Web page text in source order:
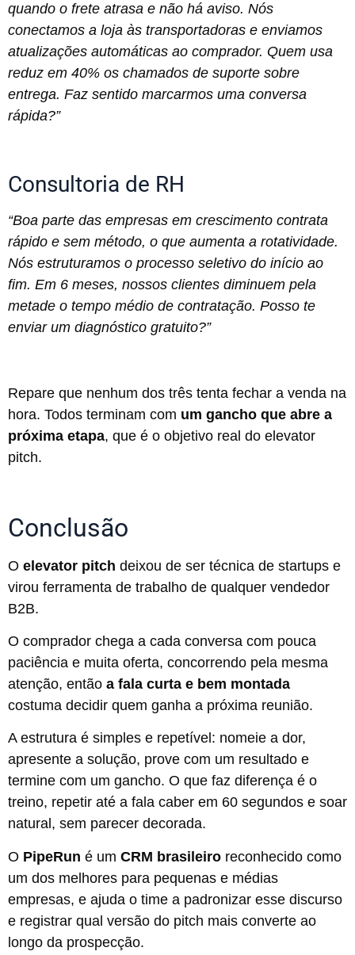
quando o frete atrasa e não há aviso. Nós
conectamos a loja às transportadoras e enviamos
atualizações automáticas ao comprador. Quem usa
reduz em 40% os chamados de suporte sobre
entrega. Faz sentido marcarmos uma conversa
rápida?”
Consultoria de RH
“Boa parte das empresas em crescimento contrata
rápido e sem método, o que aumenta a rotatividade.
Nós estruturamos o processo seletivo do início ao
fim. Em 6 meses, nossos clientes diminuem pela
metade o tempo médio de contratação. Posso te
enviar um diagnóstico gratuito?”
Repare que nenhum dos três tenta fechar a venda na
hora. Todos terminam com um gancho que abre a
próxima etapa, que é o objetivo real do elevator
pitch.
Conclusão
O elevator pitch deixou de ser técnica de startups e
virou ferramenta de trabalho de qualquer vendedor
B2B.
O comprador chega a cada conversa com pouca
paciência e muita oferta, concorrendo pela mesma
atenção, então a fala curta e bem montada
costuma decidir quem ganha a próxima reunião.
A estrutura é simples e repetível: nomeie a dor,
apresente a solução, prove com um resultado e
termine com um gancho. O que faz diferença é o
treino, repetir até a fala caber em 60 segundos e soar
natural, sem parecer decorada.
O PipeRun é um CRM brasileiro reconhecido como
um dos melhores para pequenas e médias
empresas, e ajuda o time a padronizar esse discurso
e registrar qual versão do pitch mais converte ao
longo da prospecção.